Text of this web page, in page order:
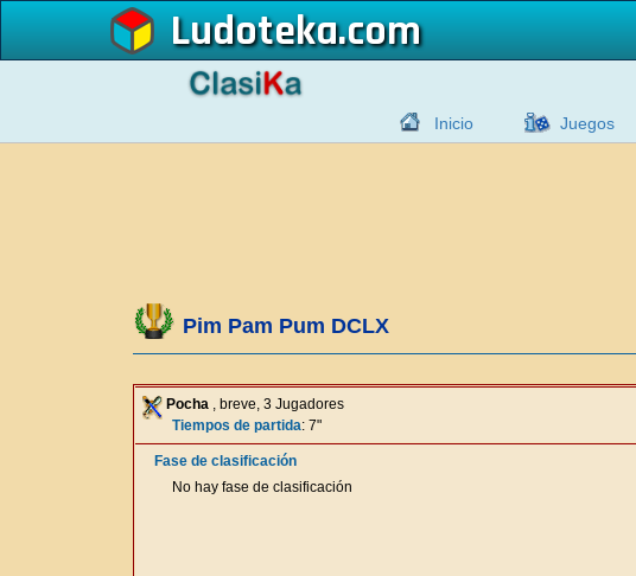
Ludoteka
Inicio Juegos
Pim Pam Pum DCLX
Pocha , breve, 3 Jugadores
Tiempos de partida: 7"
Fase de clasificación
No hay fase de clasificación